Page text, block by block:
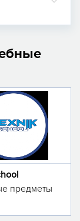
предметы